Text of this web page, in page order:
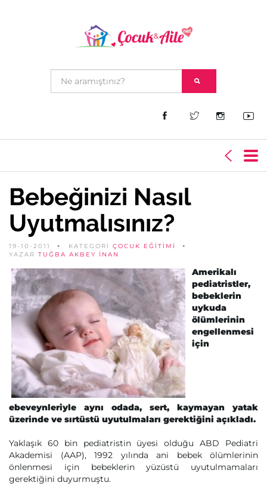
Bebeğinizi Nasıl
Uyutmalısınız?
19-10-2011 KATEGORİ ÇOCUK EĞITIMI
YAZAR TUĞBA AKBEY İNAN
Amerikalı
pediatristler,
bebeklerin
uykuda
ölümlerinin
engellenmesi
için
ebeveynleriyle aynı odada, sert, kaymayan yatak
üzerinde ve sırtüstü uyutulmaları gerektiğini açıkladı.
Yaklaşık 60 bin pediatristin üyesi olduğu ABD Pediatri
Akademisi (AAP), 1992 yılında ani bebek ölümlerinin
önlenmesi için bebeklerin yüzüstü uyutulmamaları
gerektiğini duyurmuştu.